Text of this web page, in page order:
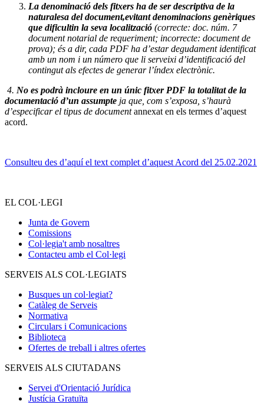
La denominació dels fitxers ha de ser descriptiva de la
naturalesa del document,evitant denominacions genèriques
que dificultin la seva localització (correcte: doc. núm. 7
document notarial de requeriment; incorrecte: document de
prova); és a dir, cada PDF ha d’estar degudament identificat
amb un nom i un número que li serveixi d’identificació del
contingut als efectes de generar l’índex electrònic.
4. No es podrà incloure en un únic fitxer PDF la totalitat de la
documentació d’un assumpte ja que, com s’exposa, s’haurà
d’especificar el tipus de documentannexat en els termes d’aquest
acord.
Consulteu des d’aquí el text complet d’aquest Acord del 25.02.2021
EL COL·LEGI
Junta de Govern
Comissions
Col·legia't amb nosaltres
Contacteu amb el Col·legi
SERVEIS ALS COL·LEGIATS
Busques un col·legiat?
Catàleg de Serveis
Normativa
Circulars i Comunicacions
Biblioteca
Ofertes de treball i altres ofertes
SERVEIS ALS CIUTADANS
Servei d'Orientació Jurídica
Justícia Gratuïta